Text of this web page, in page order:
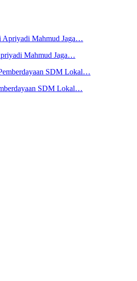
Mahmud Jaga…
SDM Lokal…